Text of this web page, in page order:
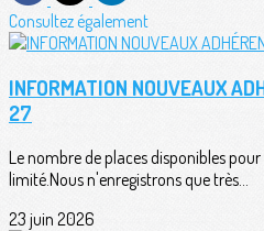
Consultez également
INFORMATION NOUVEAUX
27
Le nombre de places disponibles
limité.Nous n'enregistrons que très...
23 juin 2026